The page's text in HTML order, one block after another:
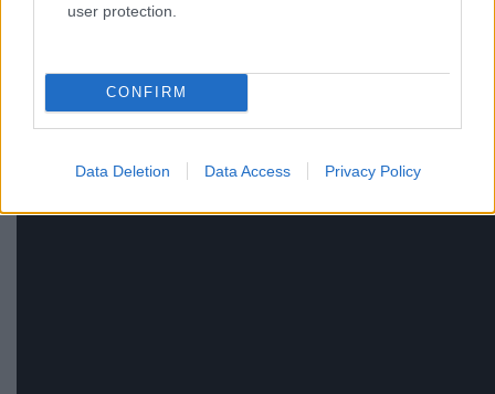
user protection.
CONFIRM
Data Deletion Data Access Privacy Policy